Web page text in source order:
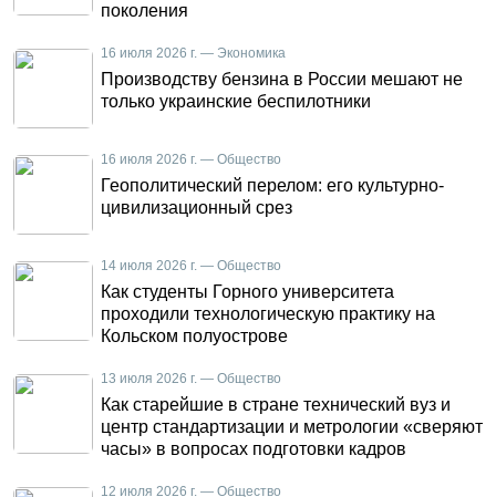
поколения
16 июля 2026 г. — Экономика
Производству бензина в России мешают не
только украинские беспилотники
16 июля 2026 г. — Общество
Геополитический перелом: его культурно-
цивилизационный срез
14 июля 2026 г. — Общество
Как студенты Горного университета
проходили технологическую практику на
Кольском полуострове
13 июля 2026 г. — Общество
Как старейшие в стране технический вуз и
центр стандартизации и метрологии «сверяют
часы» в вопросах подготовки кадров
12 июля 2026 г. — Общество